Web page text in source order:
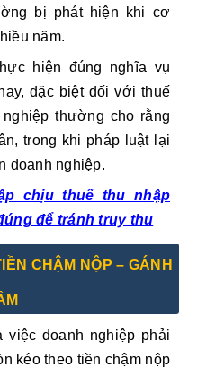
bị phát hiện khi cơ
năm.
hiện đúng nghĩa vụ
, đặc biệt đối với thuế
thường cho rằng
trong khi pháp luật lại
doanh nghiệp.
chịu thuế thu nhập
để tránh truy thu
CHẬM NỘP – GÁNH
việc doanh nghiệp phải
kéo theo tiền chậm nộp